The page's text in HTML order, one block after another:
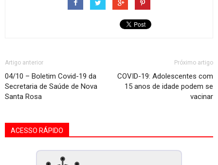
Artigo anterior
04/10 – Boletim Covid-19 da
Secretaria de Saúde de Nova
Santa Rosa
Próximo artigo
COVID-19: Adolescentes com
15 anos de idade podem se
vacinar
ACESSO RÁPIDO